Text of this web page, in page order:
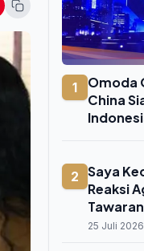
1
Omoda
China
2
Saya
Reaksi
25 Juli 2026